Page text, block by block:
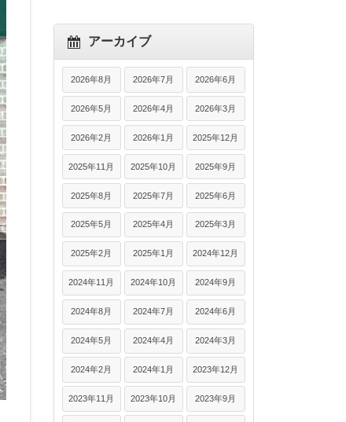
アーカイブ
2026年8月 2026年7月 2026年6月
2026年5月 2026年4月 2026年3月
2026年2月 2026年1月 2025年12月
2025年11月 2025年10月 2025年9月
2025年8月 2025年7月 2025年6月
2025年5月 2025年4月 2025年3月
2025年2月 2025年1月 2024年12月
2024年11月 2024年10月 2024年9月
2024年8月 2024年7月 2024年6月
2024年5月 2024年4月 2024年3月
2024年2月 2024年1月 2023年12月
2023年11月 2023年10月 2023年9月